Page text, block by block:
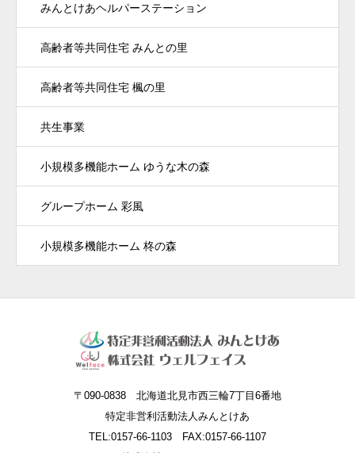
みんとけあヘルパーステーション
高齢者等共同住宅 みんとの里
高齢者等共同住宅 楓の里
共生事業
小規模多機能ホーム ゆうな木の森
グループホーム 彩風
小規模多機能ホーム 柊の森
〒090-0838 北海道北見市西三輪7丁目6番地
特定非営利活動法人みんとけあ
TEL:0157-66-1103 FAX:0157-66-1107